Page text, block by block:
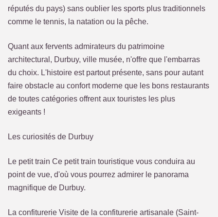
réputés du pays) sans oublier les sports plus traditionnels
comme le tennis, la natation ou la pêche.
Quant aux fervents admirateurs du patrimoine
architectural, Durbuy, ville musée, n'offre que l'embarras
du choix. L'histoire est partout présente, sans pour autant
faire obstacle au confort moderne que les bons restaurants
de toutes catégories offrent aux touristes les plus
exigeants !
Les curiosités de Durbuy
Le petit train Ce petit train touristique vous conduira au
point de vue, d'où vous pourrez admirer le panorama
magnifique de Durbuy.
La confiturerie Visite de la confiturerie artisanale (Saint-